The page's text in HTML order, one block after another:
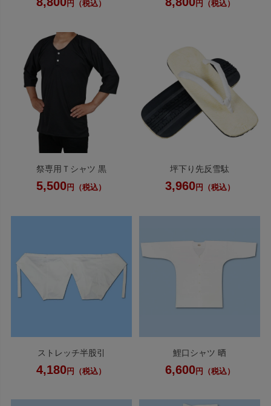
円（税込） 円（税込）
祭専用Ｔシャツ 黒
5,500 円（税込）
坪下り先反雪駄
3,960円（税込）
ストレッチ半股引
4,180 円（税込）
鯉口シャツ 晒
6,600円（税込）